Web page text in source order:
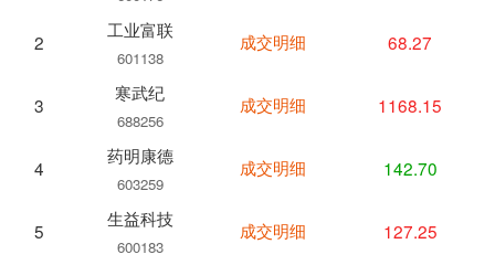
2
工业富联
601138
3
寒武纪
688256
4
药明康德
603259
5
生益科技
600183
成交明细 68.27
成交明细 1168.15
成交明细 142.70
成交明细 127.25